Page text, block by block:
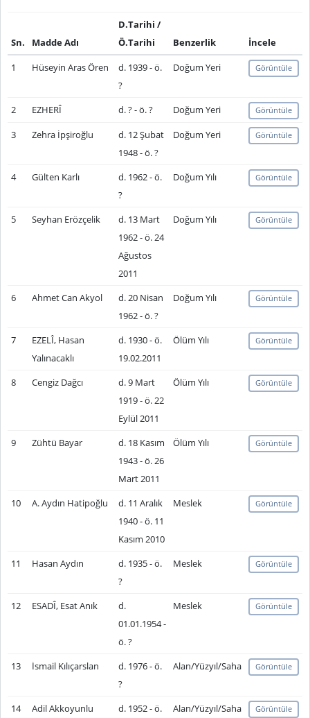
Sn. Madde Adı
D.Tarihi /
Ö.Tarihi
Benzerlik
İncele
1
Hüseyin Aras Ören
d. 1939 - ö.
?
Doğum Yeri Görüntüle
2 EZHERÎ d. ? - ö. ? Doğum Yeri Görüntüle
3 Zehra İpşiroğlu
d. 12 Şubat
1948 - ö. ?
Doğum Yeri Görüntüle
4 Gülten Karlı
d. 1962 - ö.
?
Doğum Yılı Görüntüle
5 Seyhan Erözçelik
d. 13 Mart
1962 - ö. 24
Ağustos
2011
Doğum Yılı Görüntüle
6 Ahmet Can Akyol
d. 20 Nisan
1962 - ö. ?
Doğum Yılı Görüntüle
7
EZELÎ, Hasan
Yalınacaklı
d. 1930 - ö.
19.02.2011
Ölüm Yılı Görüntüle
8 Cengiz Dağcı
d. 9 Mart
1919 - ö. 22
Eylül 2011
Ölüm Yılı Görüntüle
9 Zühtü Bayar
d. 18 Kasım
1943 - ö. 26
Mart 2011
Ölüm Yılı Görüntüle
10 A. Aydın Hatipoğlu
d. 11 Aralık
1940 - ö. 11
Kasım 2010
Meslek Görüntüle
11 Hasan Aydın
d. 1935 - ö.
?
Meslek Görüntüle
12 ESADÎ, Esat Anık
d.
01.01.1954 -
ö. ?
Meslek Görüntüle
13 İsmail Kılıçarslan
d. 1976 - ö.
?
Alan/Yüzyıl/Saha Görüntüle
14 Adil Akkoyunlu
d. 1952 - ö.
Alan/Yüzyıl/Saha Görüntüle